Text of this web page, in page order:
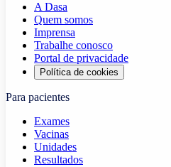
A Dasa
Quem somos
Imprensa
Trabalhe conosco
Portal de privacidade
Política de cookies
Para pacientes
Exames
Vacinas
Unidades
Resultados